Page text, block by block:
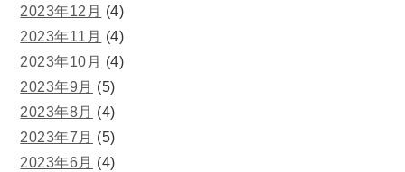
2023年12月 (4)
2023年11月 (4)
2023年10月 (4)
2023年9月 (5)
2023年8月 (4)
2023年7月 (5)
2023年6月 (4)